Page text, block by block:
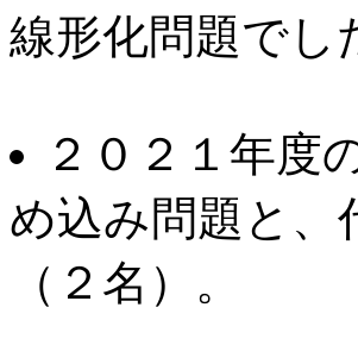
線形化問題でし
２０２１年度
め込み問題と、
（２名）。